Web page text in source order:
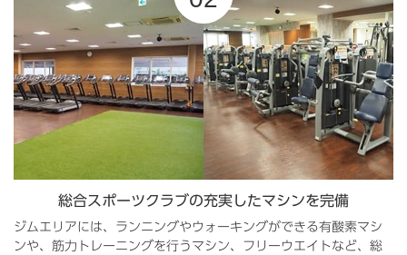
総合スポーツクラブの充実したマシンを完備
ジムエリアには、ランニングやウォーキングができる有酸素マシ
ンや、筋力トレーニングを行うマシン、フリーウエイトなど、総